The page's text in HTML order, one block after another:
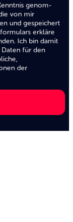
ge­nom­
von mir
und gespeichert
erkläre
Ich bin damit
Daten für den
der